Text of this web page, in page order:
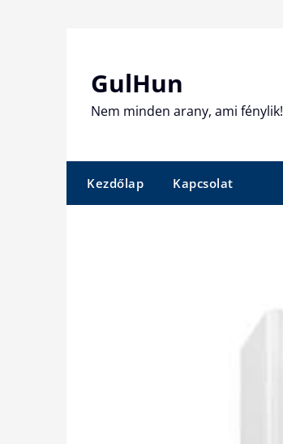
GulHun
Nem minden arany, ami fénylik!
Kezdőlap Kapcsolat